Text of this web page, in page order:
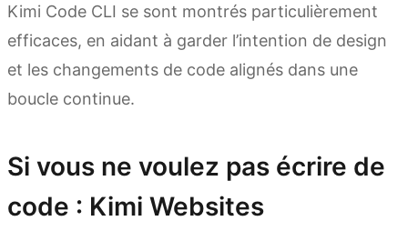
Kimi Code CLI se sont montrés particulièrement
efficaces, en aidant à garder l’intention de design
et les changements de code alignés dans une
boucle continue.
Si vous ne voulez pas écrire de
code : Kimi Websites